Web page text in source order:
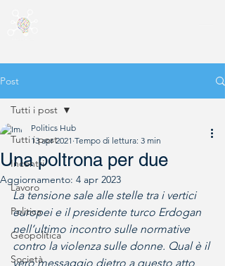
Post
Tutti i post
Incontri
Lavoro
Politica
Geopolitica
Società
Tutti i post
Una poltrona per due
Politics Hub
13 apr 2021 Tempo di lettura: 3 min
Aggiornamento: 4 apr 2023
La tensione sale alle stelle tra i vertici
europei e il presidente turco Erdogan
nell’ultimo incontro sulle normative
contro la violenza sulle donne. Qual è il
vero messaggio dietro a questo atto